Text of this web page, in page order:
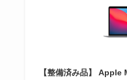
【整備済み品】